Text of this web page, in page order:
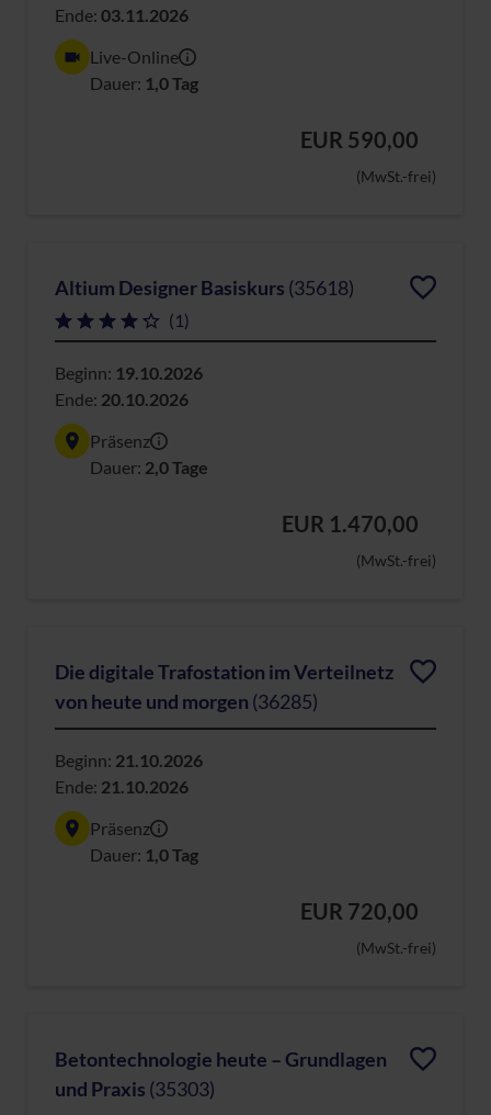
Ende: 03.11.2026
Live-Online
Dauer: 1,0 Tag
EUR 590,00
(MwSt.-frei)
Altium Designer Basiskurs (35618)
(1)
Beginn: 19.10.2026
Ende: 20.10.2026
Präsenz
Dauer: 2,0 Tage
EUR 1.470,00
(MwSt.-frei)
Die digitale Trafostation im Verteilnetz
von heute und morgen (36285)
Beginn: 21.10.2026
Ende: 21.10.2026
Präsenz
Dauer: 1,0 Tag
EUR 720,00
(MwSt.-frei)
Betontechnologie heute – Grundlagen
und Praxis (35303)